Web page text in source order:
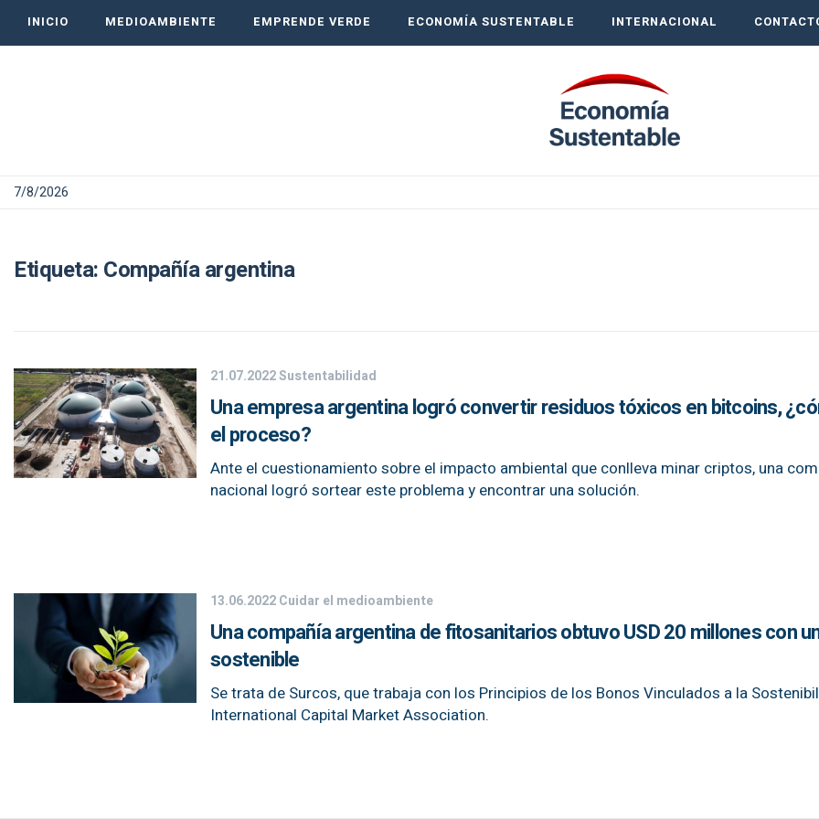
INICIO MEDIOAMBIENTE EMPRENDE VERDE ECONOMÍA SUSTENTABLE INTERNACIONAL
7/8/2026
Etiqueta: Compañía argentina
21.07.2022Sustentabilidad
Una empresa argentina logró convertir residuos tóxicos en bitcoins,
el proceso?
Ante el cuestionamiento sobre el impacto ambiental que conlleva minar criptos, una
nacional logró sortear este problema y encontrar una solución.
13.06.2022Cuidar el medioambiente
Una compañía argentina de fitosanitarios obtuvo USD 20 millones con
sostenible
Se trata de Surcos, que trabaja con los Principios de los Bonos Vinculados a la
International Capital Market Association.